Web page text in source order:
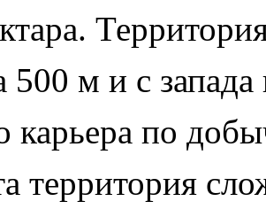
500 м и с
карьера по
территория